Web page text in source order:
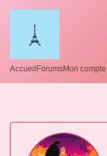
Accueil ForumsMon compte